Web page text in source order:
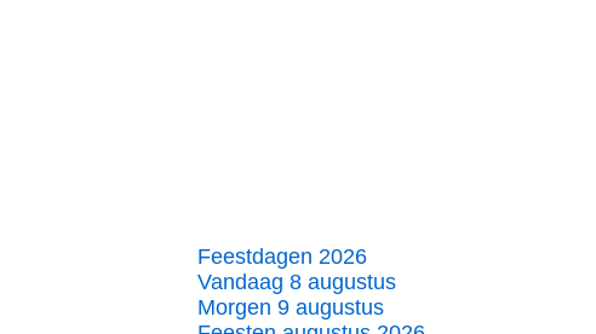
Feestdagen 2026
Vandaag 8 augustus
Morgen 9 augustus